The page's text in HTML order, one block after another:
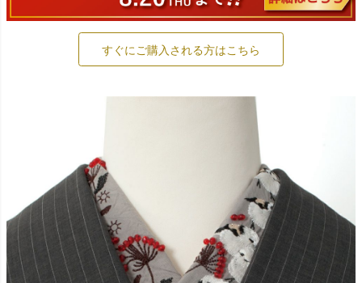
すぐにご購入される方はこちら